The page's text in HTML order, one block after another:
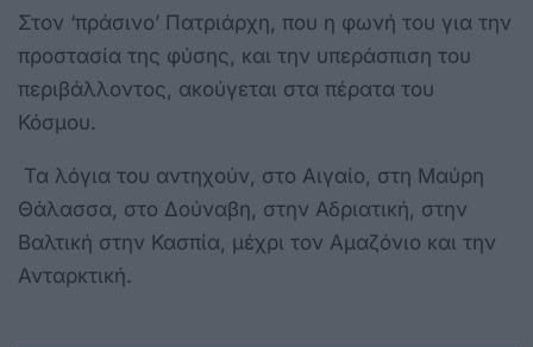
Στον ‘πράσινο’ Πατριάρχη, που η φωνή του για την
προστασία της φύσης, και την υπεράσπιση του
περιβάλλοντος, ακούγεται στα πέρατα του
Κόσμου.
Τα λόγια του αντηχούν, στο Αιγαίο, στη Μαύρη
Θάλασσα, στο Δούναβη, στην Αδριατική, στην
Βαλτική στην Κασπία, μέχρι τον Αμαζόνιο και την
Ανταρκτική.